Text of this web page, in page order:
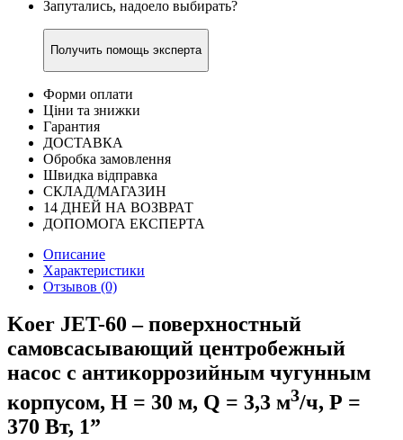
Запутались, надоело выбирать?
Получить помощь эксперта
Форми оплати
Ціни та знижки
Гарантия
ДОСТАВКА
Обробка замовлення
Швидка відправка
СКЛАД/МАГАЗИН
14 ДНЕЙ НА ВОЗВРАТ
ДОПОМОГА ЕКСПЕРТА
Описание
Характеристики
Отзывов (0)
Koer JET-60 – поверхностный
самовсасывающий центробежный
насос с антикоррозийным чугунным
корпусом, Н = 30 м, Q = 3,3 м3/ч, Р =
370 Вт, 1”